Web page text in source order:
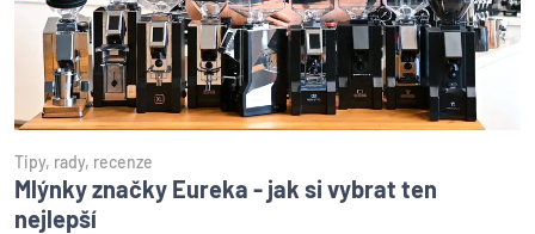
Tipy, rady, recenze
Mlýnky značky Eureka - jak si vybrat ten
nejlepší